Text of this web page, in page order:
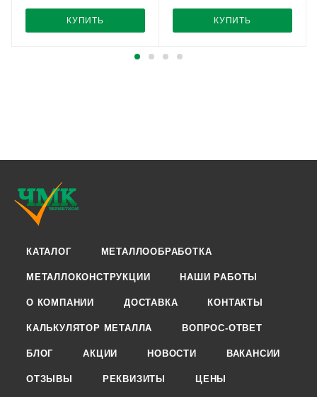
КУПИТЬ КУПИТЬ
КАТАЛОГ МЕТАЛЛООБРАБОТКА
МЕТАЛЛОКОНСТРУКЦИИ НАШИ РАБОТЫ
О КОМПАНИИ ДОСТАВКА КОНТАКТЫ
КАЛЬКУЛЯТОР МЕТАЛЛА ВОПРОС-ОТВЕТ
БЛОГ АКЦИИ НОВОСТИ ВАКАНСИИ
ОТЗЫВЫ РЕКВИЗИТЫ ЦЕНЫ